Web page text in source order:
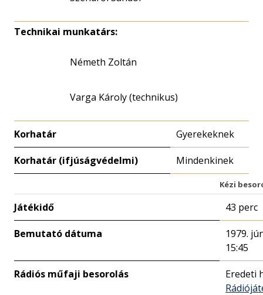
Technikai munkatárs:
Németh Zoltán
Varga Károly (technikus)
Korhatár Gyerekeknek
Korhatár (ifjúságvédelmi) Mindenkinek
Kézi
Játékidő 43 perc
Bemutató dátuma
1979.
15:45
Rádiós műfaji besorolás
Eredeti